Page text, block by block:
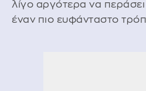
λίγο αργότερα να
έναν πιο ευφάνταστο